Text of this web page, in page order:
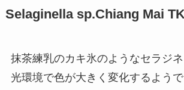
Selaginella sp.Chiang Mai
抹茶練乳のカキ氷のようなセラジネ
光環境で色が大きく変化するよう